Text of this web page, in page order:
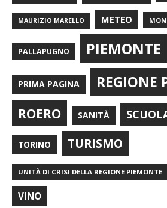
MAURIZIO MARELLO METEO
PALLAPUGNO PIEMONTE
PRIMA PAGINA REGIONE
ROERO SANITÀ
TORINO TURISMO
UNITÀ DI CRISI DELLA REGIONE PIEMONTE
VINO